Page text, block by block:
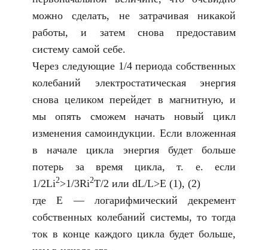
можно сделать, не затрачивая никакой
работы, и затем снова предоставим
систему самой себе.
Через следующие 1/4 периода собственных
колебаний электростатическая энергия
снова целиком перейдет в магнитную, и
мы опять сможем начать новый цикл
изменения самоиндукции. Если вложенная
в начале цикла энергия будет больше
потерь за время цикла, т. е. если
1/2Li2>1/3Ri2T/2 или dL/L>E (1), (2)
где E — логарифмический декремент
собственных колебаний системы, то тогда
ток в конце каждого цикла будет больше,